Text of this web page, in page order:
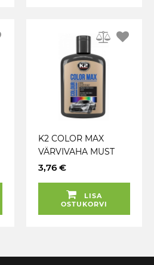
K2 COLOR MAX
VÄRVIVAHA MUST
200ML
3,76 €
LISA
OSTUKORVI